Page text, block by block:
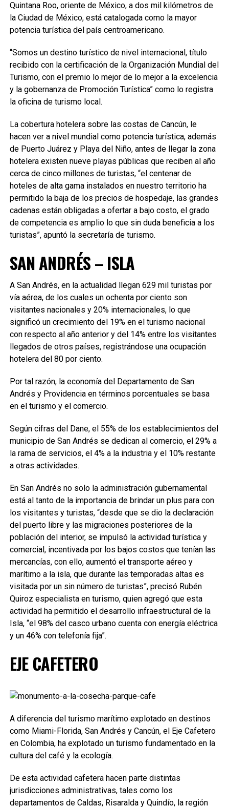
Quintana Roo, oriente de México, a dos mil kilómetros de
la Ciudad de México, está catalogada como la mayor
potencia turística del país centroamericano.
“Somos un destino turístico de nivel internacional, título
recibido con la certificación de la Organización Mundial del
Turismo, con el premio lo mejor de lo mejor a la excelencia
y la gobernanza de Promoción Turística” como lo registra
la oficina de turismo local.
La cobertura hotelera sobre las costas de Cancún, le
hacen ver a nivel mundial como potencia turística, además
de Puerto Juárez y Playa del Niño, antes de llegar la zona
hotelera existen nueve playas públicas que reciben al año
cerca de cinco millones de turistas, “el centenar de
hoteles de alta gama instalados en nuestro territorio ha
permitido la baja de los precios de hospedaje, las grandes
cadenas están obligadas a ofertar a bajo costo, el grado
de competencia es amplio lo que sin duda beneficia a los
turistas”, apuntó la secretaría de turismo.
SAN ANDRÉS – ISLA
A San Andrés, en la actualidad llegan 629 mil turistas por
vía aérea, de los cuales un ochenta por ciento son
visitantes nacionales y 20% internacionales, lo que
significó un crecimiento del 19% en el turismo nacional
con respecto al año anterior y del 14% entre los visitantes
llegados de otros países, registrándose una ocupación
hotelera del 80 por ciento.
Por tal razón, la economía del Departamento de San
Andrés y Providencia en términos porcentuales se basa
en el turismo y el comercio.
Según cifras del Dane, el 55% de los establecimientos del
municipio de San Andrés se dedican al comercio, el 29% a
la rama de servicios, el 4% a la industria y el 10% restante
a otras actividades.
En San Andrés no solo la administración gubernamental
está al tanto de la importancia de brindar un plus para con
los visitantes y turistas, “desde que se dio la declaración
del puerto libre y las migraciones posteriores de la
población del interior, se impulsó la actividad turística y
comercial, incentivada por los bajos costos que tenían las
mercancías, con ello, aumentó el transporte aéreo y
marítimo a la isla, que durante las temporadas altas es
visitada por un sin número de turistas”, precisó Rubén
Quiroz especialista en turismo, quien agregó que esta
actividad ha permitido el desarrollo infraestructural de la
Isla, “el 98% del casco urbano cuenta con energía eléctrica
y un 46% con telefonía fija”.
EJE CAFETERO
A diferencia del turismo marítimo explotado en destinos
como Miami-Florida, San Andrés y Cancún, el Eje Cafetero
en Colombia, ha explotado un turismo fundamentado en la
cultura del café y la ecología.
De esta actividad cafetera hacen parte distintas
jurisdicciones administrativas, tales como los
departamentos de Caldas, Risaralda y Quindío, la región